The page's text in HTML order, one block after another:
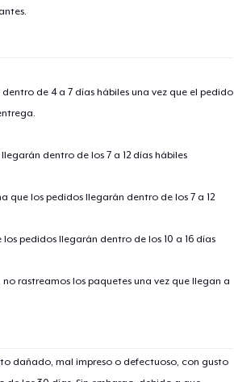
de 4 a 7 días hábiles una vez que el pedido
dentro de los 7 a 12 días hábiles
que los pedidos llegarán dentro de los 7 a 12
pedidos llegarán dentro de los 10 a 16 días
rastreamos los paquetes una vez que llegan a
dañado, mal impreso o defectuoso, con gusto